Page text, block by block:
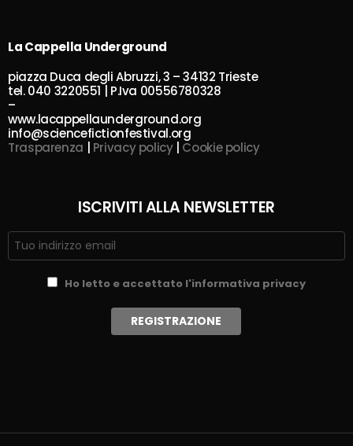
La Cappella Underground
piazza Duca degli Abruzzi, 3 – 34132 Trieste
tel. 040 3220551 | P.Iva 00556780328
–
www.lacappellaunderground.org
info@sciencefictionfestival.org
Trasparenza
Privacy policy| Cookie policy
ISCRIVITI ALLA NEWSLETTER
Ho letto e accettato l'informativa privacy